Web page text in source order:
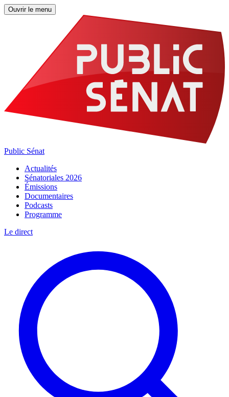
Ouvrir le menu
Public Sénat
Actualités
Sénatoriales 2026
Émissions
Documentaires
Podcasts
Programme
Le direct